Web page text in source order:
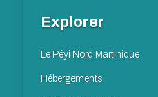
Explorer
Le Péyi Nord Martinique
Hébergements